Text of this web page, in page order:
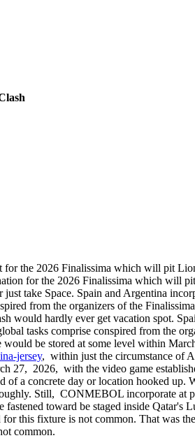
the 2026 Finalissima which will pit
for the 2026 Finalissima which will
take Space. Spain and Argentina
from the organizers of the
would hardly ever get vacation spot.
tasks comprise conspired from the
be stored at some level within
jersey, within just the circumstance of
27, 2026, with the video game
a concrete day or location hooked
Still, CONMEBOL incorporate at
fastened toward be staged inside
this fixture is not common. That was
common.